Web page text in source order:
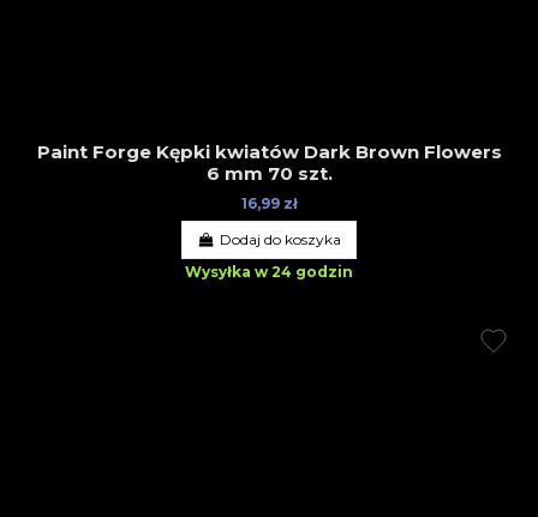
Paint Forge Kępki kwiatów Dark Brown Flowers
6 mm 70 szt.
16,99 zł
Dodaj do koszyka
Wysyłka w 24 godzin